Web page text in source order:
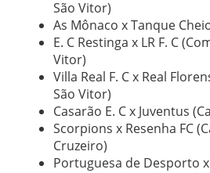
São Vitor)
As Mônaco x Tanque
E. C Restinga x LR F. C
Vitor)
Villa Real F. C x Real
São Vitor)
Casarão E. C x Juventus
Scorpions x Resenha FC
Cruzeiro)
Portuguesa de Desporto